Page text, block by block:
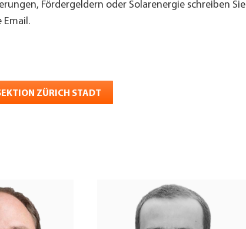
Fördergeldern oder Solarenergie schreiben Sie
Email.
ZÜRICH STADT